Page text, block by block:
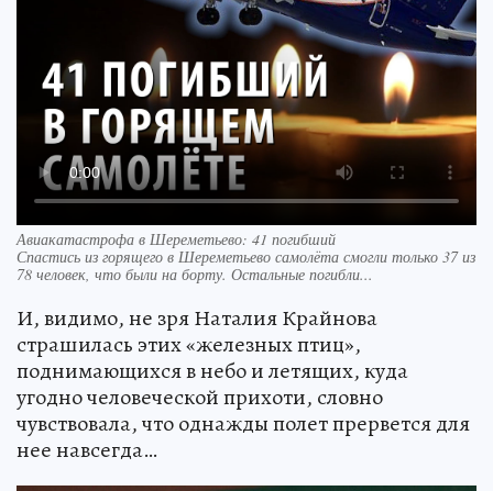
Авиакатастрофа в Шереметьево: 41 погибший
Спастись из горящего в Шереметьево самолёта смогли только 37 из
78 человек, что были на борту. Остальные погибли...
И, видимо, не зря Наталия Крайнова
страшилась этих «железных птиц»,
поднимающихся в небо и летящих, куда
угодно человеческой прихоти, словно
чувствовала, что однажды полет прервется для
нее навсегда…